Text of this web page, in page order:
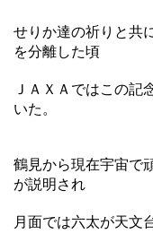
せりか達の祈りと共
を分離した頃
ＪＡＸＡではこの記
いた。
鶴見から現在宇宙で
が説明され
月面では六太が天文